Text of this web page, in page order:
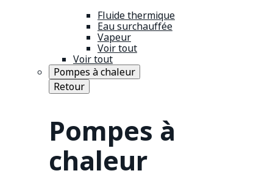
Fluide thermique
Eau surchauffée
Vapeur
Voir tout
Voir tout
Pompes à chaleur
Retour
Pompes à
chaleur